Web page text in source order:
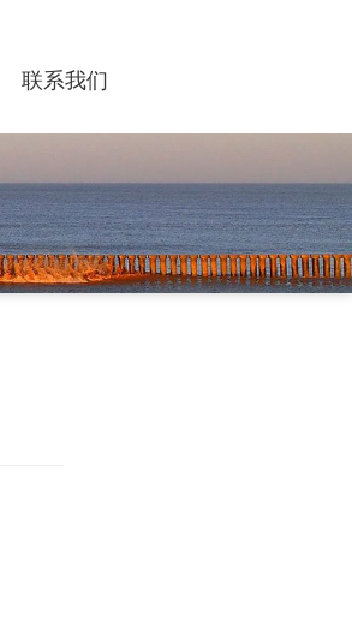
联系我们